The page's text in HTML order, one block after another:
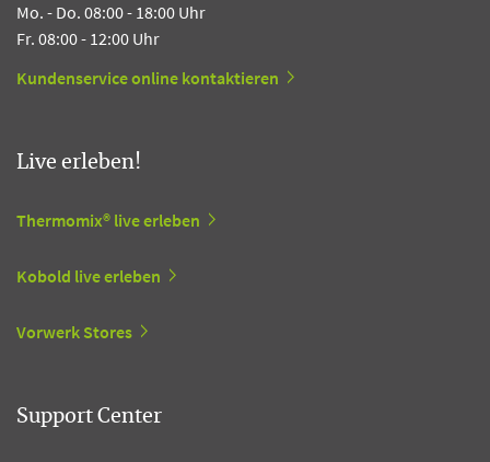
Mo. - Do. 08:00 - 18:00 Uhr
Fr. 08:00 - 12:00 Uhr
Kundenservice online kontaktieren
Live erleben!
Thermomix® live erleben
Kobold live erleben
Vorwerk Stores
Support Center